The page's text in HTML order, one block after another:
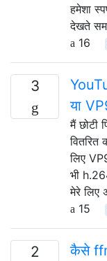
हमेशा
देखते
16
3
या
मैं छोटी
लिए
भी
मेरे
15
2
कैसे